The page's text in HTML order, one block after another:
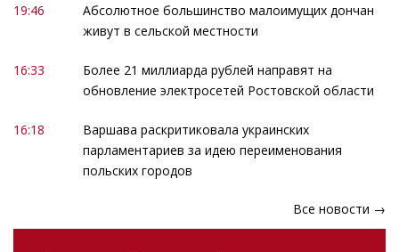
19:46
Абсолютное большинство малоимущих дончан
живут в сельской местности
16:33
Более 21 миллиарда рублей направят на
обновление электросетей Ростовской области
16:18
Варшава раскритиковала украинских
парламентариев за идею переименования
польских городов
Все новости →